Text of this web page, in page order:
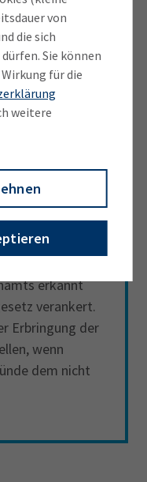
von
die sich
Sie können
für die
weitere
der
vor
leisten Firmen
und profitieren
und
erkannt
verankert.
Erbringung der
wenn
dem nicht